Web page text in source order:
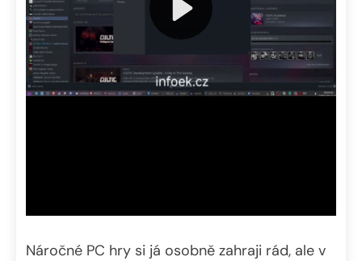
Náročné PC hry si já osobně zahraji rád, ale v